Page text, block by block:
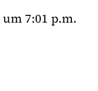
um 7:01 p.m.